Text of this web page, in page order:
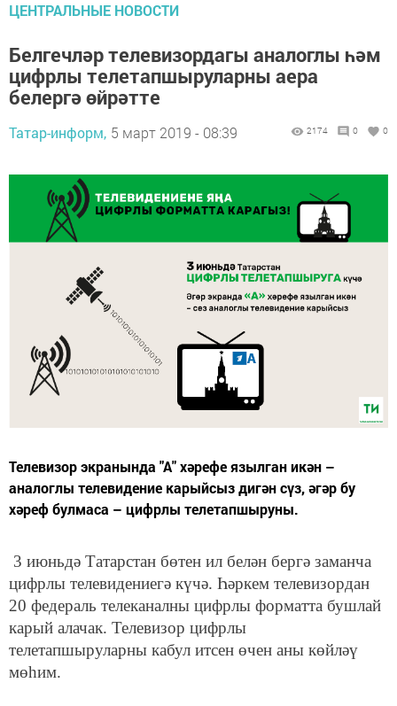
ЦЕНТРАЛЬНЫЕ НОВОСТИ
Белгечләр телевизордагы аналоглы һәм
цифрлы телетапшыруларны аера
белергә өйрәтте
Татар-информ, 5 март 2019 - 08:39 2174 0 0
Телевизор экранында "А" хәрефе язылган икән –
аналоглы телевидение карыйсыз дигән сүз, әгәр бу
хәреф булмаса – цифрлы телетапшыруны.
3 июньдә Татарстан бөтен ил белән бергә заманча
цифрлы телевидениегә күчә. Һәркем телевизордан
20 федераль телеканалны цифрлы форматта бушлай
карый алачак. Телевизор цифрлы
телетапшыруларны кабул итсен өчен аны көйләү
мөһим.